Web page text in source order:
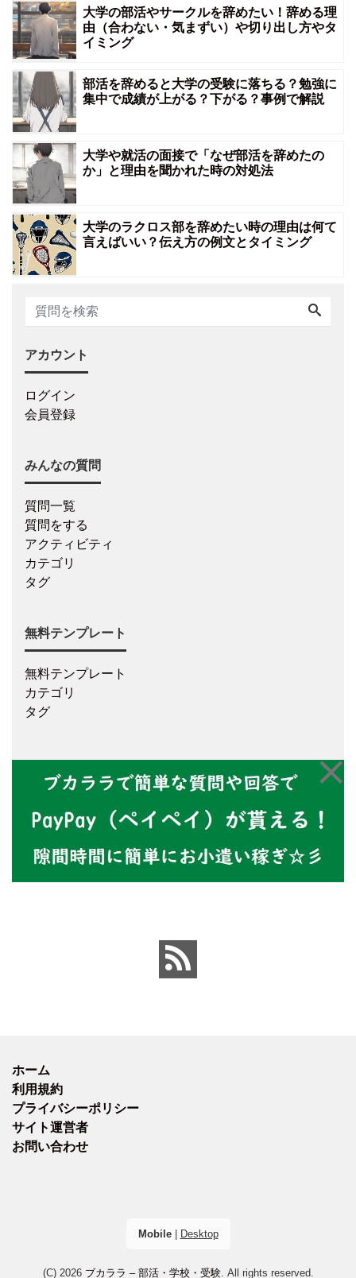
大学の部活やサークルを辞めたい！辞める理
由（合わない・気まずい）や切り出し方やタ
イミング
部活を辞めると大学の受験に落ちる？勉強に
集中で成績が上がる？下がる？事例で解説
大学や就活の面接で「なぜ部活を辞めたの
か」と理由を聞かれた時の対処法
大学のラクロス部を辞めたい時の理由は何て
言えばいい？伝え方の例文とタイミング
アカウント
ログイン
会員登録
みんなの質問
質問一覧
質問をする
アクティビティ
カテゴリ
タグ
無料テンプレート
無料テンプレート
カテゴリ
タグ
ホーム
利用規約
プライバシーポリシー
サイト運営者
お問い合わせ
Mobile| Desktop
(C) 2026 ブカララ – 部活・学校・受験. All rights reserved.